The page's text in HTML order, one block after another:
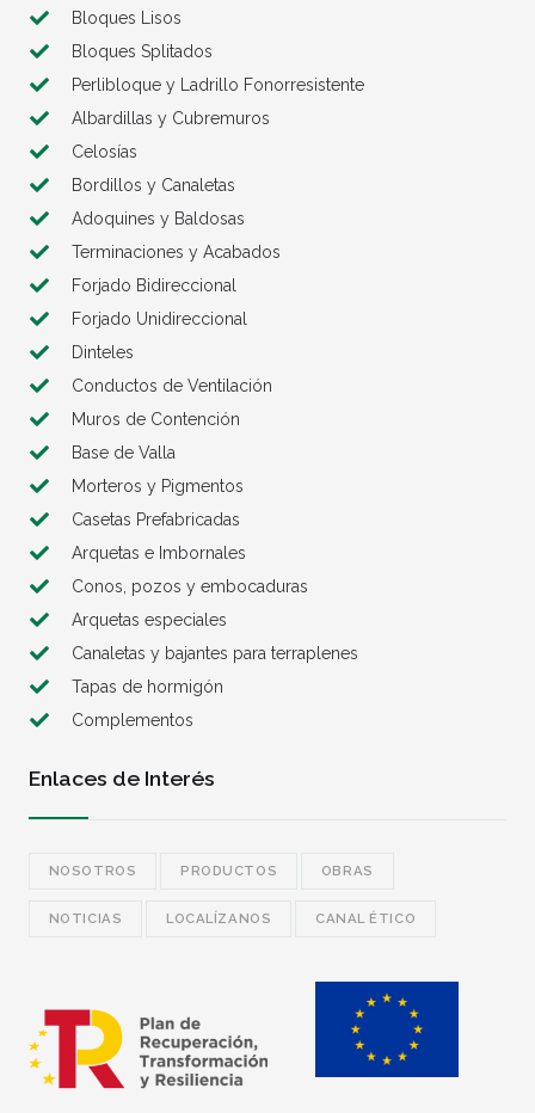
Bloques Lisos
Bloques Splitados
Perlibloque y Ladrillo Fonorresistente
Albardillas y Cubremuros
Celosías
Bordillos y Canaletas
Adoquines y Baldosas
Terminaciones y Acabados
Forjado Bidireccional
Forjado Unidireccional
Dinteles
Conductos de Ventilación
Muros de Contención
Base de Valla
Morteros y Pigmentos
Casetas Prefabricadas
Arquetas e Imbornales
Conos, pozos y embocaduras
Arquetas especiales
Canaletas y bajantes para terraplenes
Tapas de hormigón
Complementos
Enlaces de Interés
NOSOTROS PRODUCTOS OBRAS
NOTICIAS LOCALÍZANOS CANAL ÉTICO